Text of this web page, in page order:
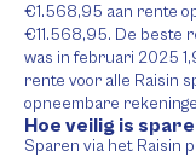
€1.568,95 aan rente
€11.568,95. De beste
was in februari 2025
rente voor alle Raisin
opneembare
Hoe veilig is
Sparen via het Raisin